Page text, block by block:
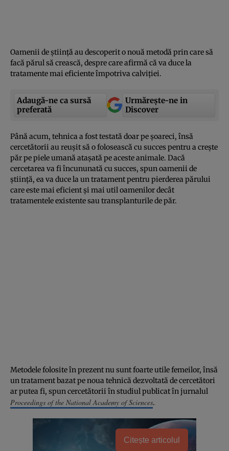
Oamenii de ştiinţă au descoperit o nouă metodă prin care să
facă părul să crească, despre care afirmă că va duce la
tratamente mai eficiente împotriva calviţiei.
Adaugă-ne ca sursă
preferată
Urmărește-ne in
Discover
Până acum, tehnica a fost testată doar pe şoareci, însă
cercetătorii au reuşit să o folosească cu succes pentru a creşte
păr pe piele umană ataşată pe aceste animale. Dacă
cercetarea va fi încununată cu succes, spun oamenii de
ştiinţă, ea va duce la un tratament pentru pierderea părului
care este mai eficient şi mai util oamenilor decât
tratamentele existente sau transplanturile de păr.
Metodele folosite în prezent nu sunt foarte utile femeilor, însă
un tratament bazat pe noua tehnică dezvoltată de cercetători
ar putea fi, spun cercetătorii în studiul publicat în jurnalul
Proceedings of the National Academy of Sciences.
Citește articolul